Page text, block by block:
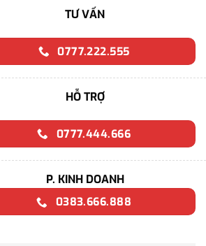
TƯ VẤN
0777.222.555
HỖ TRỢ
0777.444.666
P. KINH DOANH
0383.666.888